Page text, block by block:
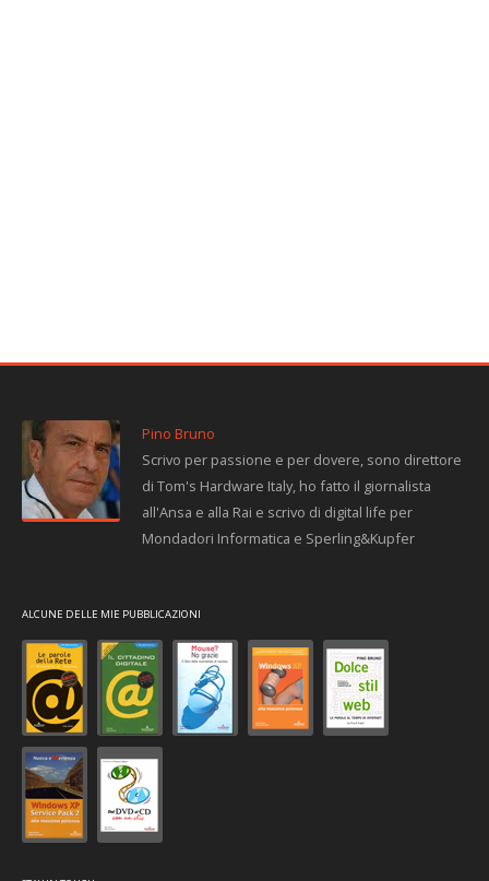
Pino Bruno
Scrivo per passione e per dovere, sono direttore
di Tom's Hardware Italy, ho fatto il giornalista
all'Ansa e alla Rai e scrivo di digital life per
Mondadori Informatica e Sperling&Kupfer
ALCUNE DELLE MIE PUBBLICAZIONI